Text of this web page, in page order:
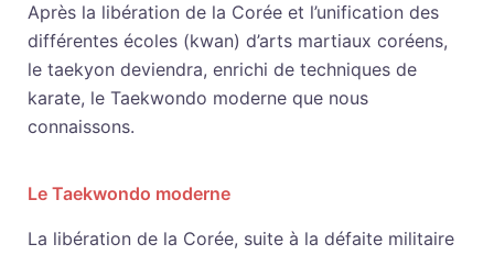
Après la libération de la Corée et l’unification des
différentes écoles (kwan) d’arts martiaux coréens,
le taekyon deviendra, enrichi de techniques de
karate, le Taekwondo moderne que nous
connaissons.
Le Taekwondo moderne
La libération de la Corée, suite à la défaite militaire